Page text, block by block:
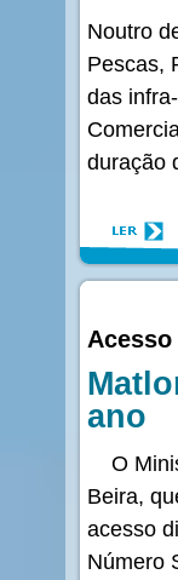
Noutro
Pescas,
das
duração
ano
O
Beira,
acesso
Número